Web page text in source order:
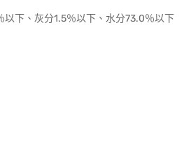
下、灰分1.5％以下、水分73.0％以下